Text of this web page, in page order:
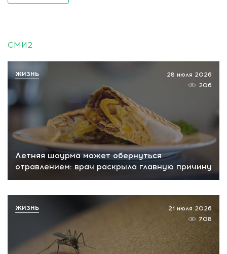
СМИ2
Летняя шаурма может обернуться
отравлением: врач раскрыла главную причину
28 июля 2026
206
ЖИЗНЬ
21 июля 2026
708
ЖИЗНЬ